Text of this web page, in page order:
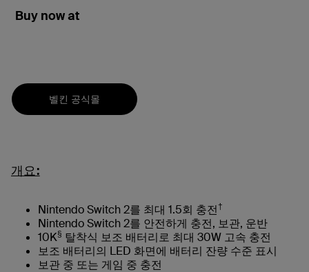
Buy now at
벨킨 공식몰
개요:
Nintendo Switch 2를 최대 1.5회 충전†
Nintendo Switch 2를 안전하게 충전, 보관, 운반
10K§ 탈착식 보조 배터리로 최대 30W 고속 충전
보조 배터리의 LED 화면에 배터리 잔량 수준 표시
보관 중 또는 게임 중 충전